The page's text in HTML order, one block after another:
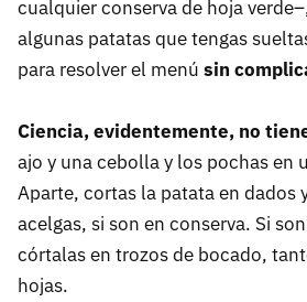
cualquier conserva de hoja
algunas patatas que tengas
para resolver el menú sin
Ciencia, evidentemente, no
ajo y una cebolla y los pochas en
Aparte, cortas la patata en dados
acelgas, si son en conserva. Si
córtalas en trozos de bocado,
hojas.